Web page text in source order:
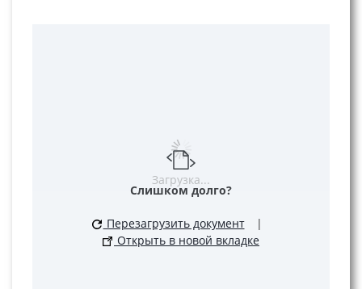
Загрузка...
Слишком долго?
Перезагрузить документ
|
Открыть в новой вкладке